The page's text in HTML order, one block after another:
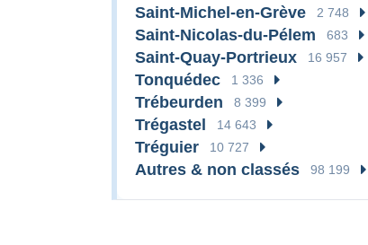
Saint-Michel-en-Grève 2 748
Saint-Nicolas-du-Pélem 683
Saint-Quay-Portrieux 16 957
Tonquédec 1 336
Trébeurden 8 399
Trégastel 14 643
Tréguier 10 727
Autres & non classés 98 199